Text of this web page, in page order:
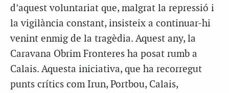
d’aquest voluntariat que, malgrat la repressió i
la vigilància constant, insisteix a continuar-hi
venint enmig de la tragèdia. Aquest any, la
Caravana Obrim Fronteres ha posat rumb a
Calais. Aquesta iniciativa, que ha recorregut
punts crítics com Irun, Portbou, Calais,